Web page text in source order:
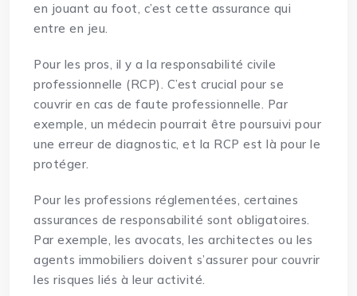
en jouant au foot, c’est cette assurance qui
entre en jeu.
Pour les pros, il y a la responsabilité civile
professionnelle (RCP). C’est crucial pour se
couvrir en cas de faute professionnelle. Par
exemple, un médecin pourrait être poursuivi pour
une erreur de diagnostic, et la RCP est là pour le
protéger.
Pour les professions réglementées, certaines
assurances de responsabilité sont obligatoires.
Par exemple, les avocats, les architectes ou les
agents immobiliers doivent s’assurer pour couvrir
les risques liés à leur activité.